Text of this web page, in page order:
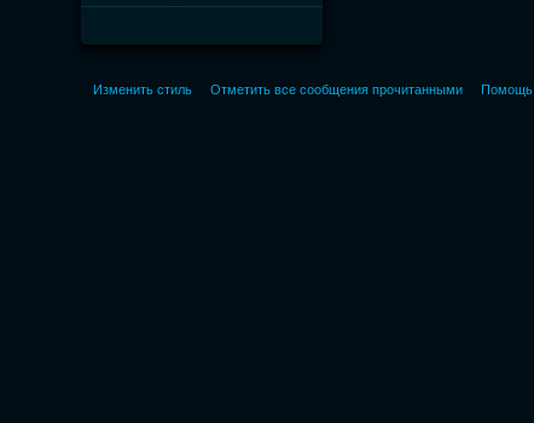
Изменить стиль Отметить все сообщения прочитанными Помощь